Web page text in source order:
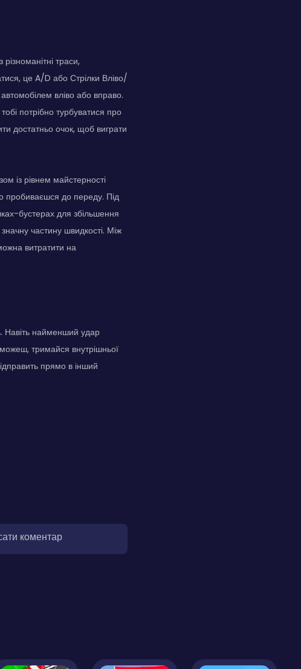
траси,
це A/D або Стрілки Вліво/
вліво або вправо.
потрібно турбуватися про
достатньо очок, щоб виграти
із рівнем майстерності
пробиваєшся до переду. Під
бустерах для збільшення
частину швидкості. Між
витратити на
Навіть найменший удар
тримайся внутрішньої
прямо в інший
коментар